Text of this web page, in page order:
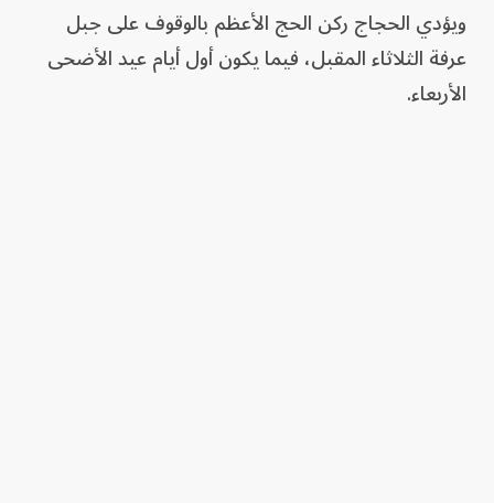
ويؤدي الحجاج ركن الحج الأعظم بالوقوف على جبل
عرفة الثلاثاء المقبل، فيما يكون أول أيام عيد الأضحى
الأربعاء.